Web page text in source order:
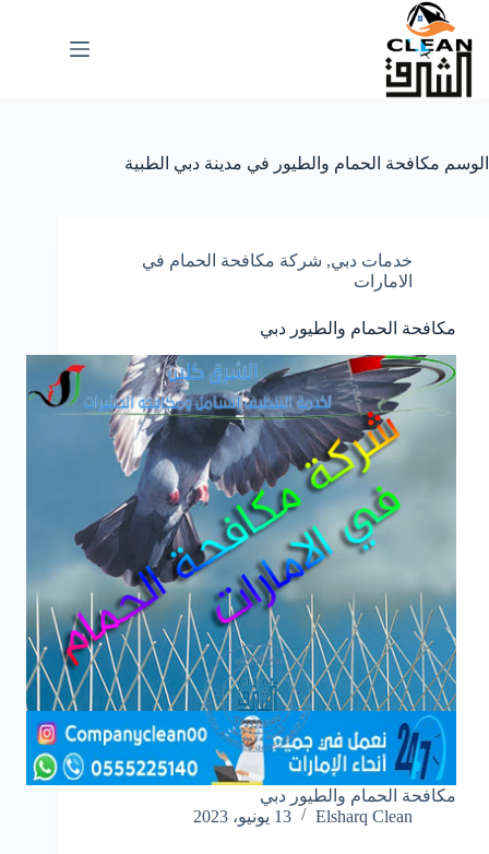
التجاوز
المحتوى
الوسم مكافحة الحمام والطيور في مدينة دبي الطبية
خدمات دبي, شركة مكافحة الحمام في
الامارات
مكافحة الحمام والطيور دبي
مكافحة الحمام والطيور دبي
Elsharq Clean
13 يونيو، 2023